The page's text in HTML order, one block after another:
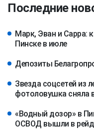
Последние
Марк, Эван и Сарра:
Пинске в июле
Депозиты
Звезда соцсетей из
фотоловушка сняла
«Водный дозор» в
ОСВОД вышли в